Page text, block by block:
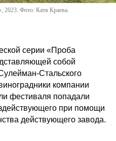
Фото: Катя Краева.
серии «Проба
собой
Стальского
компании
фестиваля попадали
при помощи
действующего завода.